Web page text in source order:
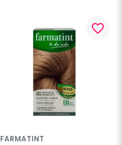
favorite_border
FARMATINT